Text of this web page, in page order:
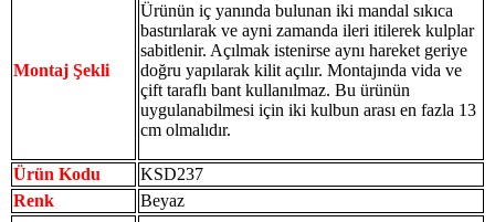
Montaj Şekli
Ürünün iç yanında bulunan iki mandal sıkıca
bastırılarak ve ayni zamanda ileri itilerek kulplar
sabitlenir. Açılmak istenirse aynı hareket geriye
doğru yapılarak kilit açılır. Montajında vida ve
çift taraflı bant kullanılmaz. Bu ürünün
uygulanabilmesi için iki kulbun arası en fazla 13
cm olmalıdır.
Ürün Kodu
KSD237
Renk
Beyaz